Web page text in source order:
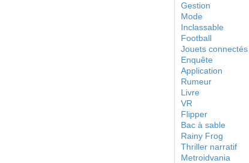
Gestion
Mode
Inclassable
Football
Jouets connectés
Enquête
Application
Rumeur
Livre
VR
Flipper
Bac à sable
Rainy Frog
Thriller narratif
Metroidvania